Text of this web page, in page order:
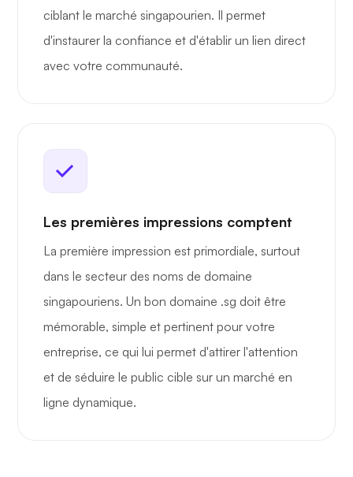
ciblant le marché singapourien. Il permet
d'instaurer la confiance et d'établir un lien direct
avec votre communauté.
Les premières impressions comptent
La première impression est primordiale, surtout
dans le secteur des noms de domaine
singapouriens. Un bon domaine .sg doit être
mémorable, simple et pertinent pour votre
entreprise, ce qui lui permet d'attirer l'attention
et de séduire le public cible sur un marché en
ligne dynamique.